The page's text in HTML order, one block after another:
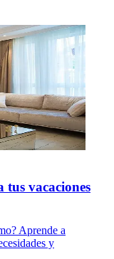
vacaciones
Aprende a
y